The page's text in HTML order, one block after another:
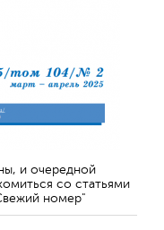
и очередной
со статьями
номер"